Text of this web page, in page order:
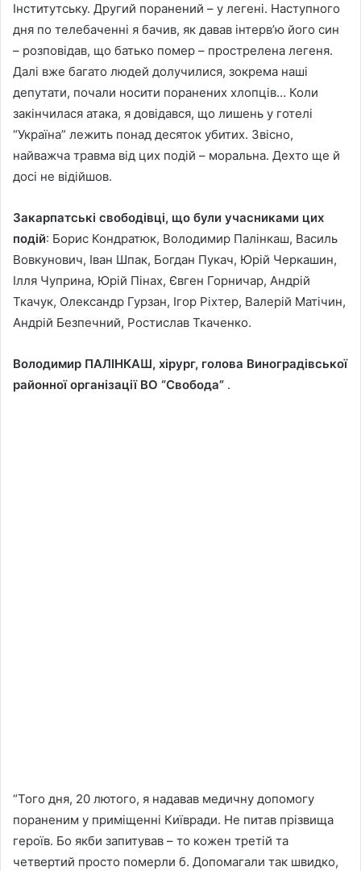
Інститутську. Другий поранений – у легені. Наступного
дня по телебаченні я бачив, як давав інтерв’ю його син
– розповідав, що батько помер – прострелена легеня.
Далі вже багато людей долучилися, зокрема наші
депутати, почали носити поранених хлопців… Коли
закінчилася атака, я довідався, що лишень у готелі
“Україна” лежить понад десяток убитих. Звісно,
найважча травма від цих подій – моральна. Дехто ще й
досі не відійшов.
Закарпатські свободівці, що були учасниками цих
подій: Борис Кондратюк, Володимир Палінкаш, Василь
Вовкунович, Іван Шпак, Богдан Пукач, Юрій Черкашин,
Ілля Чуприна, Юрій Пінах, Євген Горничар, Андрій
Ткачук, Олександр Гурзан, Ігор Ріхтер, Валерій Матічин,
Андрій Безпечний, Ростислав Ткаченко.
Володимир ПАЛІНКАШ, хірург, голова Виноградівської
районної організації ВО “Свобода” .
“Того дня, 20 лютого, я надавав медичну допомогу
пораненим у приміщенні Київради. Не питав прізвища
героїв. Бо якби запитував – то кожен третій та
четвертий просто померли б. Допомагали так швидко,